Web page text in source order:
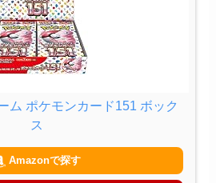
ム ポケモンカード151 ボック
ス
Amazonで探す